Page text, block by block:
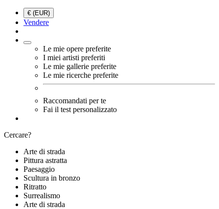
€ (EUR)
Vendere
Le mie opere preferite
I miei artisti preferiti
Le mie gallerie preferite
Le mie ricerche preferite
Raccomandati per te
Fai il test personalizzato
Cercare?
Arte di strada
Pittura astratta
Paesaggio
Scultura in bronzo
Ritratto
Surrealismo
Arte di strada